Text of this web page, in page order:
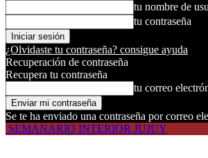
tu nombre de
tu contraseña
¿Olvidaste tu contraseña? consigue ayuda
Recuperación de contraseña
Recupera tu contraseña
tu correo
Se te ha enviado una contraseña por correo
SEMANARIO INTERIOR JUJUY